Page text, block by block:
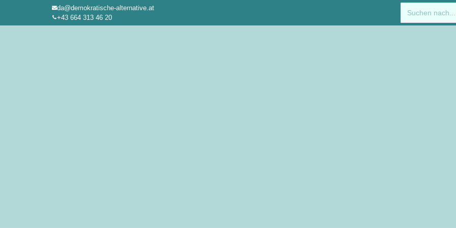
da@demokratische-alternative.at
+43 664 313 46 20